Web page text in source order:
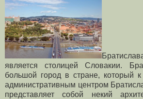
является столицей Словакии.
большой город в стране, который
административным центром
представляет собой некий